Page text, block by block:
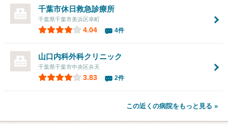
千葉市休日救急診療所
千葉県千葉市美浜区幸町
4.04 4件
山口内科外科クリニック
千葉県千葉市中央区弁天
3.83 2件
この近くの病院をもっと見る »